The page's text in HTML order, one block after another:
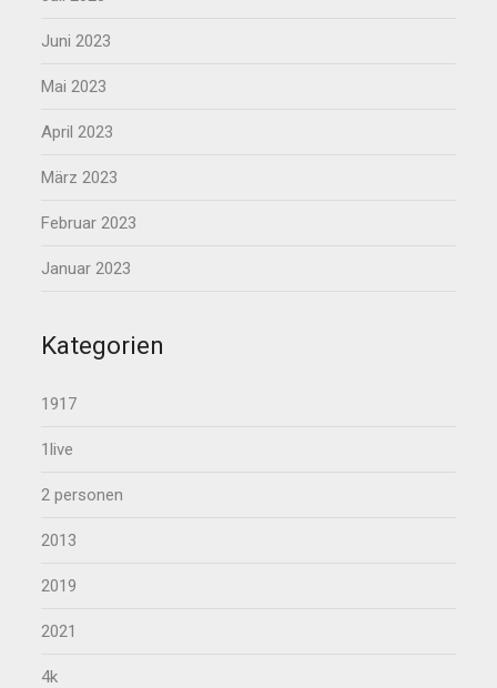
Juni 2023
Mai 2023
April 2023
März 2023
Februar 2023
Januar 2023
Kategorien
1917
1live
2 personen
2013
2019
2021
4k